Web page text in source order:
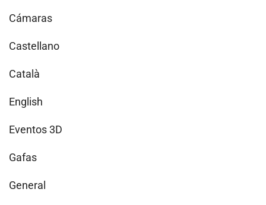
Cámaras
Castellano
Català
English
Eventos 3D
Gafas
General